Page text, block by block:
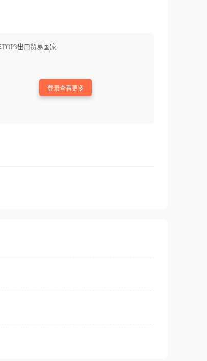
出口贸易国家
登录查看更多